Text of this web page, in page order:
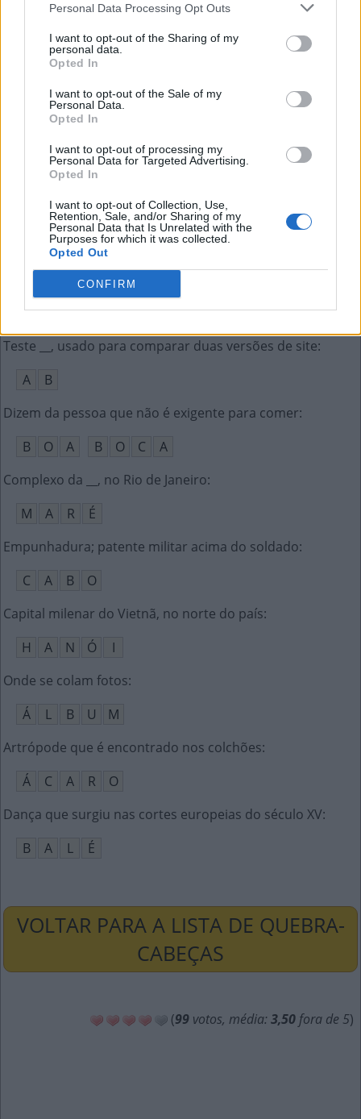
Personal Data Processing Opt Outs
I want to opt-out of the Sharing of my
personal data.
Opted In
I want to opt-out of the Sale of my
Personal Data.
Opted In
I want to opt-out of processing my
Personal Data for Targeted Advertising.
Opted In
I want to opt-out of Collection, Use,
Retention, Sale, and/or Sharing of my
Personal Data that Is Unrelated with the
Purposes for which it was collected.
Opted Out
CONFIRM
O remédio por via assim é engolido:
R A
L
Ó
Iniciais da apresentadora que dizia "gracinha"
C
O Reymond que já foi casado com Grazi Massafera
A U
Ã
Substância usada para tingimento em azul
A
N I
L
Teste __, usado para comparar duas versões de site:
A
B
Dizem da pessoa que não é exigente para comer:
B
O A B O C
A
Complexo da __, no Rio de Janeiro:
M
A R
É
Empunhadura; patente militar acima do soldado:
C
A B
O
Capital milenar do Vietnã, no norte do país:
H
A N Ó
I
Onde se colam fotos:
Á
L B U
M
Artrópode que é encontrado nos colchões:
Á
C A R
O
Dança que surgiu nas cortes europeias do século XV:
B
A L É
VOLTAR PARA A LISTA DE QUEBRA-
CABEÇAS
(99 votos, média: 3,50 fora de 5)